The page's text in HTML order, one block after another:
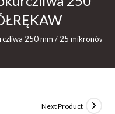
250 mm / 25 mikronów
Next Product